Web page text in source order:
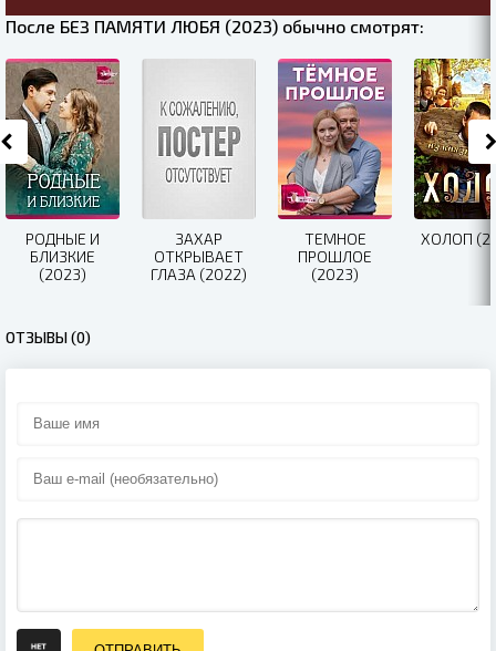
После БЕЗ ПАМЯТИ ЛЮБЯ (2023) обычно смотрят:
РОДНЫЕ И
БЛИЗКИЕ
(2023)
ЗАХАР
ОТКРЫВАЕТ
ГЛАЗА (2022)
ТЕМНОЕ
ПРОШЛОЕ
(2023)
ХОЛОП
ОТЗЫВЫ (0)